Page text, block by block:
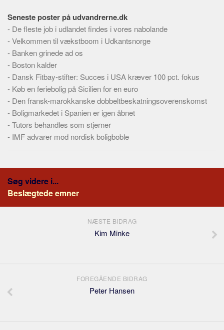
Seneste poster på udvandrerne.dk
- De fleste job i udlandet findes i vores nabolande
-Velkommen til vækstboom i Udkantsnorge
- Banken grinede ad os
- Boston kalder
- Dansk Fitbay-stifter: Succes i USA kræver 100 pct. fokus
- Køb en feriebolig på Sicilien for en euro
- Den fransk-marokkanske dobbeltbeskatningsoverenskomst
- Boligmarkedet i Spanien er igen åbnet
-Tutors behandles som stjerner
- IMF advarer mod nordisk boligboble
Søg videre i...
Beslægtede emner
NÆSTE BIDRAG
Kim Minke
FOREGÅENDE BIDRAG
Peter Hansen